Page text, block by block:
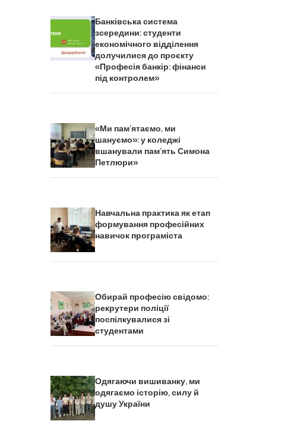
Банківська система
зсередини: студенти
економічного відділення
долучилися до проєкту
«Професія банкір: фінанси
під контролем»
«Ми пам’ятаємо, ми
шануємо»: у коледжі
вшанували пам’ять Симона
Петлюри»
Навчальна практика як етап
формування професійних
навичок програміста
Обирай професію свідомо:
рекрутери поліції
поспілкувалися зі
студентами
Одягаючи вишиванку, ми
одягаємо історію, силу й
душу України